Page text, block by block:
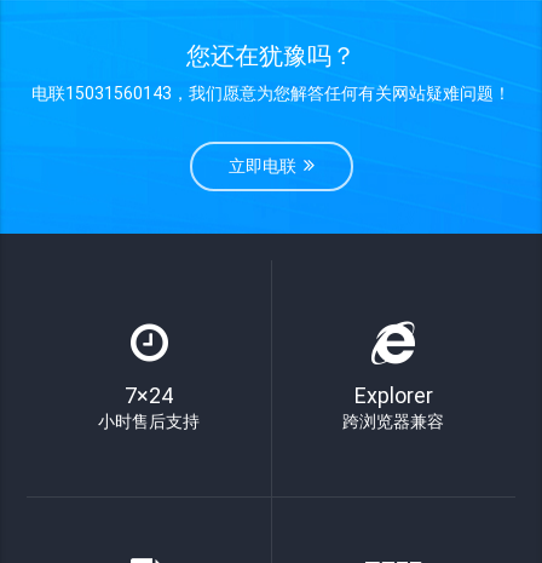
您还在犹豫吗？
电联15031560143，我们愿意为您解答任何有关网站疑难问题！
立即电联
7×24
小时售后支持
Explorer
跨浏览器兼容